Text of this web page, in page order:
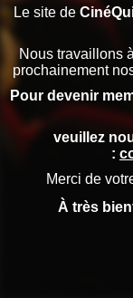
Le site de
Nous travaillons
prochainement
Pour devenir
veuillez
:
Merci de
À très